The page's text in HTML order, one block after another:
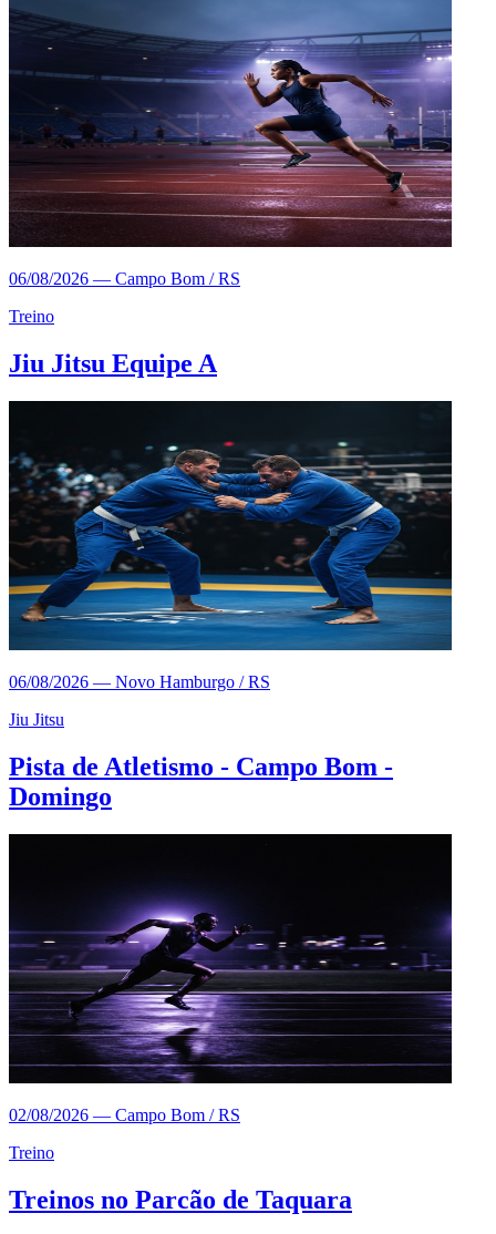
06/08/2026 — Campo Bom / RS
Treino
Jiu Jitsu Equipe A
06/08/2026 — Novo Hamburgo / RS
Jiu Jitsu
Pista de Atletismo - Campo Bom -
Domingo
02/08/2026 — Campo Bom / RS
Treino
Treinos no Parcão de Taquara